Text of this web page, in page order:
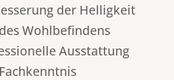
der Helligkeit
Wohlbefindens
Ausstattung